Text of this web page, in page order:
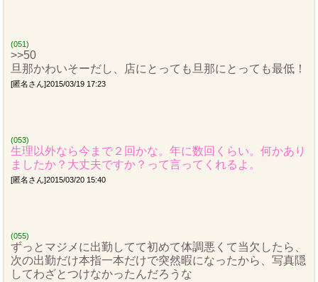
(051)
>>50
旦那かわいそーだし、店にとっても旦那にとっても最低！
[匿名さん]2015/03/19 17:23
(053)
生理以外なら今まで２回かな。年に数回くらい。何かあり
ましたか？大丈夫ですか？って言ってくれるよ。
[匿名さん]2015/03/20 15:40
(055)
ずっとマジメに出勤してて初めて体調悪くて当欠したら、
次の出勤だけ本指一本だけで突然暇になったから、写真隠
してわざとつけなかったんだろうな